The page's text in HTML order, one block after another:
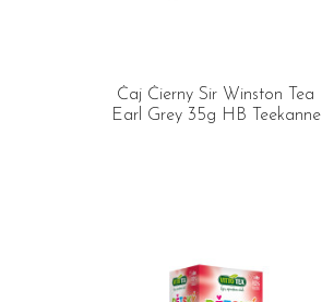
Čaj Čierny Sir Winston Tea
Earl Grey 35g HB Teekanne